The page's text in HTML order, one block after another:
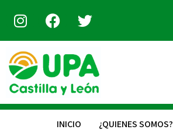
INICIO ¿QUIENES SOMOS?